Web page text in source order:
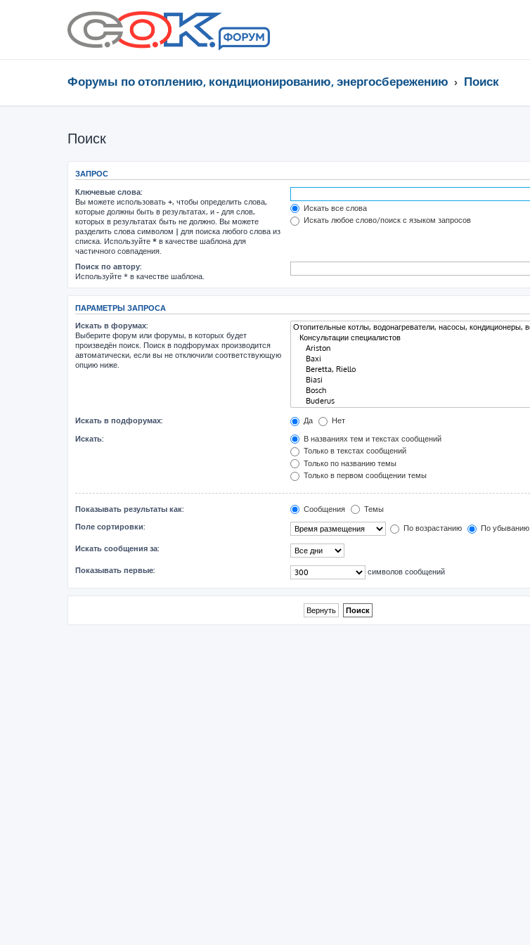
Форумы по отоплению, кондиционированию, энергосбережению Поиск
Поиск
ЗАПРОС
Ключевые слова:
Вы можете использовать +, чтобы определить слова,
которые должны быть в результатах, и - для слов,
которых в результатах быть не должно. Вы можете
разделить слова символом | для поиска любого слова из
списка. Используйте * в качестве шаблона для
частичного совпадения.
Искать все слова
Искать любое слово/поиск с языком запросов
Поиск по автору:
Используйте * в качестве шаблона.
ПАРАМЕТРЫ ЗАПРОСА
Искать в форумах:
Выберите форум или форумы, в которых будет
произведён поиск. Поиск в подфорумах производится
автоматически, если вы не отключили соответствующую
опцию ниже.
Искать в подфорумах: Да
Нет
Искать:
В названиях тем и текстах сообщений
Только в текстах сообщений
Только по названию темы
Только в первом сообщении темы
Показывать результаты как: Сообщения
Темы
Поле сортировки:
По возрастанию По убыванию
Искать сообщения за:
Показывать первые: символов сообщений